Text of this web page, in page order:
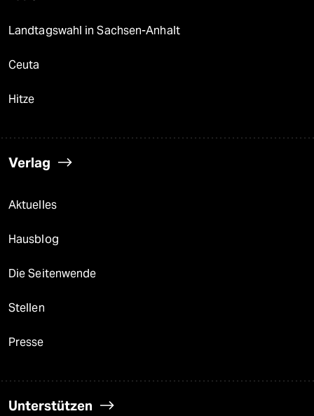
Landtagswahl in Sachsen-Anhalt
Ceuta
Hitze
Verlag
Aktuelles
Hausblog
Die Seitenwende
Stellen
Presse
Unterstützen